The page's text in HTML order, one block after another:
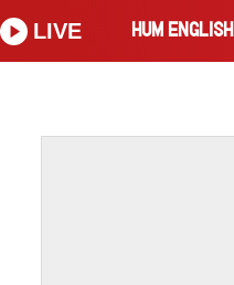
HUM ENGLISH
LIVE